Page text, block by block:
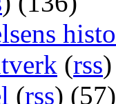
(rss
(rss) (57)